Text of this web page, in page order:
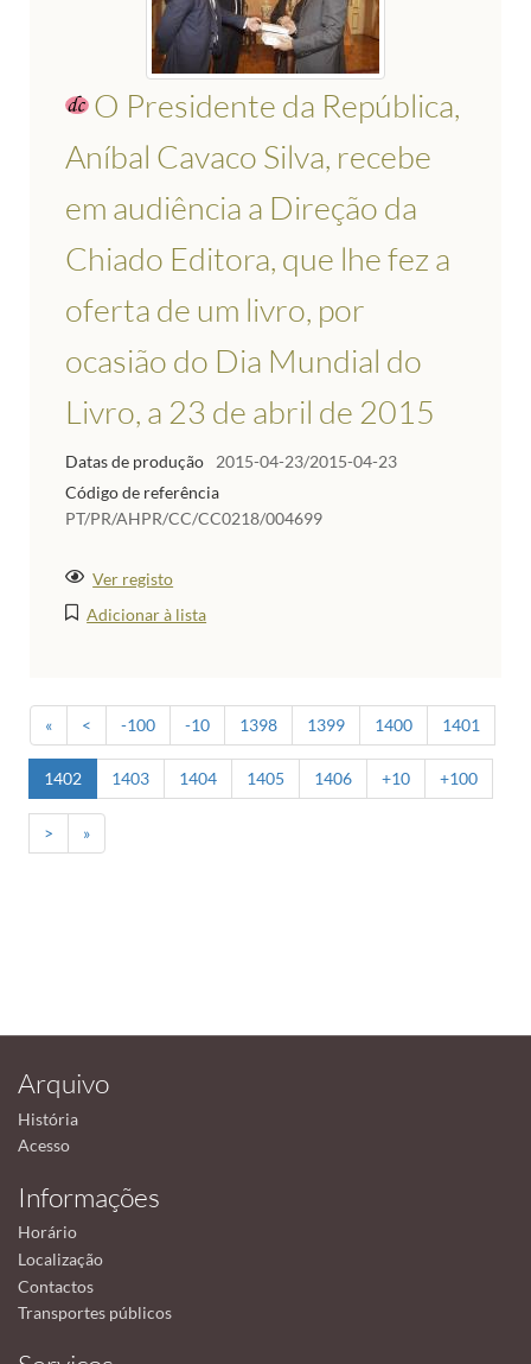
O Presidente da República,
Aníbal Cavaco Silva, recebe
em audiência a Direção da
Chiado Editora, que lhe fez a
oferta de um livro, por
ocasião do Dia Mundial do
Livro, a 23 de abril de 2015
Datas de produção
2015-04-23/2015-04-23
Código de referência
PT/PR/AHPR/CC/CC0218/004699
Ver registo
Adicionar à lista
« < -100 -10 1398 1399 1400 1401
1402 1403 1404 1405 1406 +10 +100
> »
Arquivo
História
Acesso
Informações
Horário
Localização
Contactos
Transportes públicos